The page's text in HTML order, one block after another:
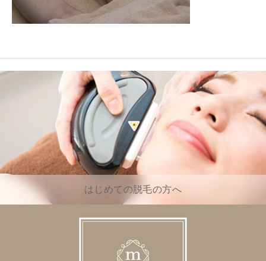
はじめての脱毛の方へ